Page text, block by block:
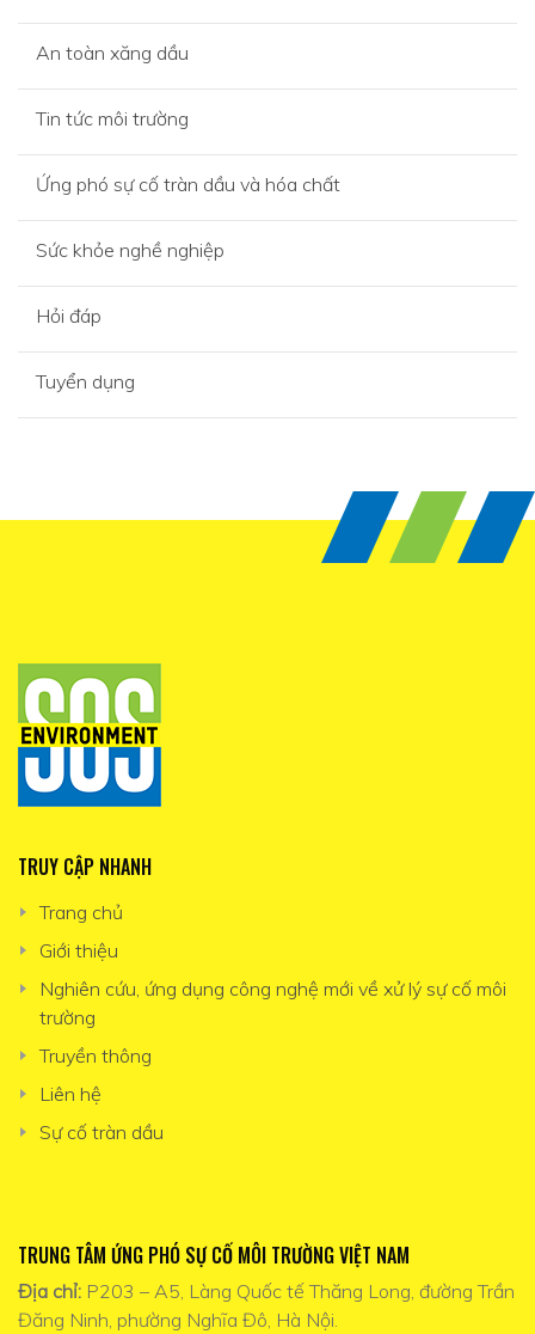
An toàn xăng dầu
Tin tức môi trường
Ứng phó sự cố tràn dầu và hóa chất
Sức khỏe nghề nghiệp
Hỏi đáp
Tuyển dụng
TRUY CẬP NHANH
Trang chủ
Giới thiệu
Nghiên cứu, ứng dụng công nghệ mới về xử lý sự cố môi
trường
Truyền thông
Liên hệ
Sự cố tràn dầu
TRUNG TÂM ỨNG PHÓ SỰ CỐ MÔI TRƯỜNG VIỆT NAM
Địa chỉ: P203 – A5, Làng Quốc tế Thăng Long, đường Trần
Đăng Ninh, phường Nghĩa Đô, Hà Nội.